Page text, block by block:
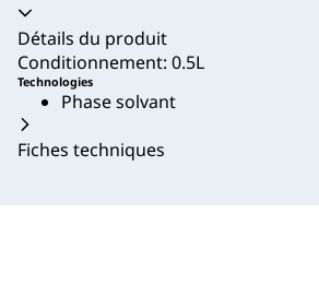
Accordéon fermé
Détails du produit
Conditionnement: 0.5L
Technologies
Phase solvant
Fiches techniques